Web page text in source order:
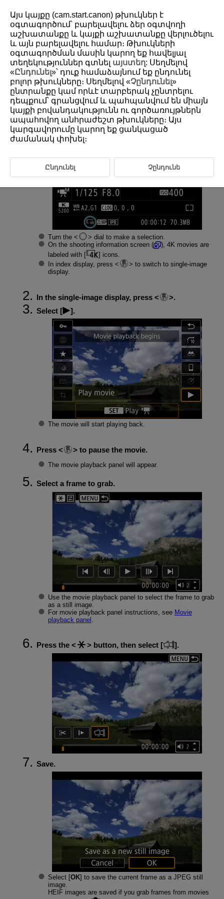
D292-115
4K Movie Frame Grab
From 4K movies, you can select individual frames to save as JPEG or
HEIF still images. This is referred to as “frame grabbing.”
Select a 4K movie.
Turn the
dial to make a selection.
On the shooting information screen (
), 4K movies are
labeled with [
] icons.
In index display, press
to switch to single-image
display.
In the single-image display, press
.
Select [
].
The movie will start playing back.
Press to pause the movie.
The movie playback panel will appear.
Select a frame to grab.
Use the movie playback panel to select the frame to grab
as a still image.
For movie playback panel instructions, see Movie
playback panel
Press the button, then select [ ].
Save.
Select [OK] to save the current frame as a JPEG still
image.
HEIF images are saved if you grab frames from movies
Այս կայքը (cam.start.canon) թխուկներ է
օգտագործում՝ բարելավելու ձեր օգտվողի
աշխատանքը և կայքի աշխատանքը վերլուծելու
և այն բարելավելու համար։ Թխուկների
օգտագործման մասին կարող եք հավելյալ
տեղեկություններ գտնել այստեղ: Սեղմելով
«Ընդունել»՝ դուք համաձայնում եք ընդունել
բոլոր թխուկները։ Սեղմելով «Չընդունել»
ընտրանքը կամ որևէ տարբերակ չընտրելու
դեպքում՝ գրանցվում և պահպանվում են միայն
կայքի բովանդակությունն ու գործառույթներն
ապահովող անհրաժեշտ թխուկները։ Այս
կարգավորումը կարող եք ցանկացած
ժամանակ փոխել։
Ընդունել Չընդունե